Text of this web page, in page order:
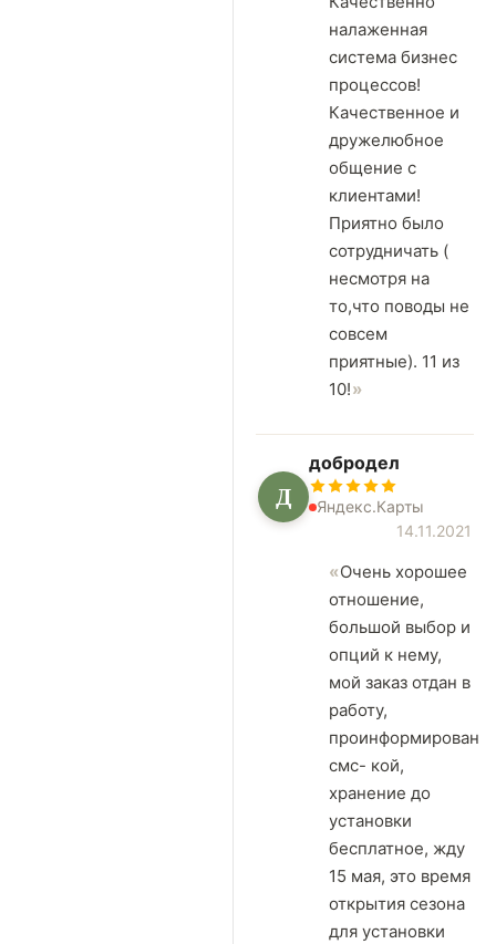
налаженная
система бизнес
процессов!
Качественное и
дружелюбное
общение с
клиентами!
Приятно было
сотрудничать (
несмотря на
то,что поводы не
совсем
приятные). 11 из
10!
Д
добродел
Яндекс.Карты
14.11.2021
Очень хорошее
отношение,
большой выбор и
опций к нему,
мой заказ отдан в
работу,
проинформирован
смс- кой,
хранение до
установки
бесплатное, жду
15 мая, это время
открытия сезона
для установки